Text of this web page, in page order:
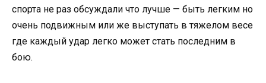
спорта не раз обсуждали что лучше — быть легким но
очень подвижным или же выступать в тяжелом весе
где каждый удар легко может стать последним в
бою.